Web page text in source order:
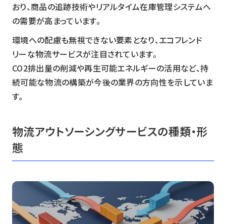
おり、商品の追跡技術やリアルタイム在庫管理システムへ
の需要が高まっています。
環境への配慮も無視できない要素となり、エコフレンド
リーな物流サービスが注目されています。
CO2排出量の削減や再生可能エネルギーの活用など、持
続可能な物流の構築が今後の業界の方向性を示していま
す。
物流アウトソーシングサービスの種類・形
態